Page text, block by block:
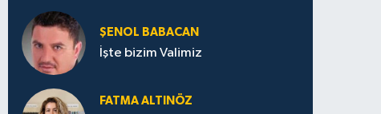
ŞENOL BABACAN
İşte bizim Valimiz
FATMA ALTINÖZ